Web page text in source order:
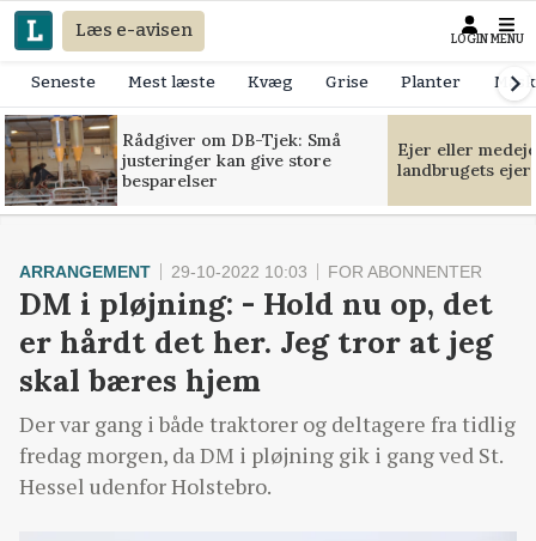
Læs e-avisen LOGIN MENU
Seneste Mest læste Kvæg Grise Planter
Rådgiver om DB-Tjek: Små
justeringer kan give store
besparelser
Ejer eller
landbrugets
ARRANGEMENT 29-10-2022 10:03 FOR ABONNENTER
DM i pløjning: - Hold nu op, det
er hårdt det her. Jeg tror at jeg
skal bæres hjem
Der var gang i både traktorer og deltagere fra tidlig
fredag morgen, da DM i pløjning gik i gang ved St.
Hessel udenfor Holstebro.